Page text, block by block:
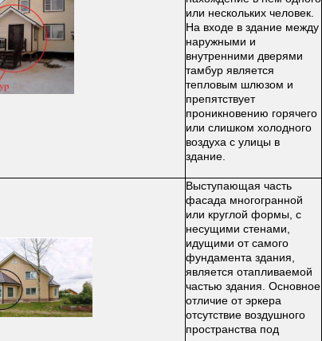
или нескольких человек.
На входе в здание между
наружными и
внутренними дверями
тамбур является
тепловым шлюзом и
препятствует
проникновению горячего
или слишком холодного
воздуха с улицы в
здание.
Выступающая часть
фасада многогранной
или круглой формы, с
несущими стенами,
идущими от самого
фундамента здания,
является отапливаемой
частью здания. Основное
отличие от эркера
отсутствие воздушного
пространства под